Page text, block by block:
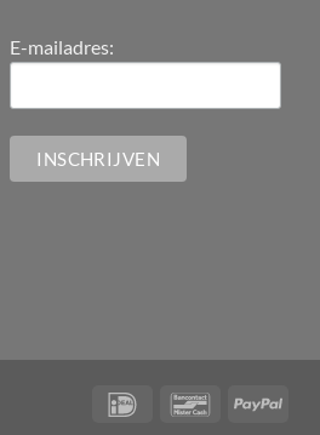
E-mailadres: